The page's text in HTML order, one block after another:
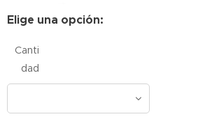
Elige una opción:
Canti
dad